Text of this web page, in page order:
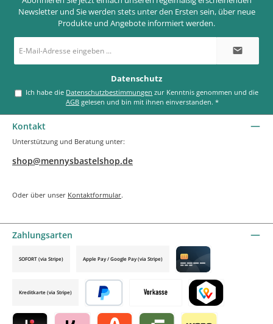
Newsletter und Sie werden stets unter den Ersten sein, über neue
Produkte und Angebote informiert werden.
Mail-
*
Datenschutz
Ich habe die Datenschutzbestimmungen
AGB gelesen und bin mit ihnen einverstanden.*
Kontakt
Unterstützung und Beratung unter:
shop@mennysbastelshop.de
Oder über unser Kontaktformular.
Zahlungsarten
Vorkasse TWINT by mollie
SOFORT (via Stripe) Apple Pay / Google Pay (via Stripe)
Credit card by mollie
Kreditkarte (via Stripe)
Später bezahlen